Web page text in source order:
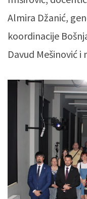
Almira Džanić,
koordinacije
Davud Mešinović i